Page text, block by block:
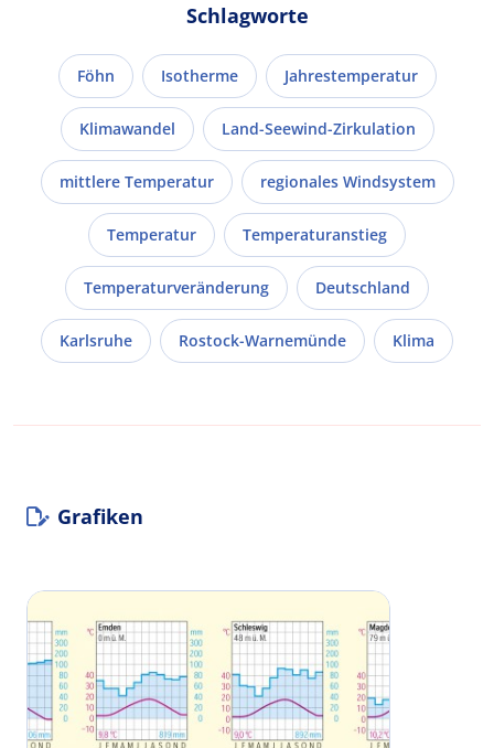
Schlagworte
Föhn Isotherme Jahrestemperatur
Klimawandel Land-Seewind-Zirkulation
mittlere Temperatur regionales Windsystem
Temperatur Temperaturanstieg
Temperaturveränderung Deutschland
Karlsruhe Rostock-Warnemünde Klima
Grafiken